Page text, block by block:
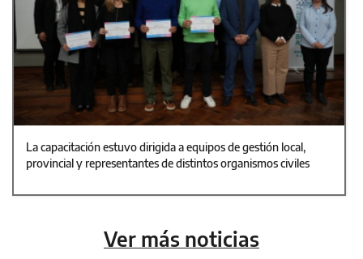
La capacitación estuvo dirigida a equipos de gestión local,
provincial y representantes de distintos organismos civiles
Ver más noticias